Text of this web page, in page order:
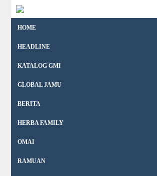
HOME
HEADLINE
KATALOG GMI
GLOBAL JAMU
BERITA
HERBA FAMILY
OMAI
RAMUAN